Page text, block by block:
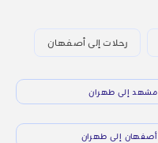
رحلات إلى أصفهان
مشهد إلى طهران
أصفهان إلى طهران